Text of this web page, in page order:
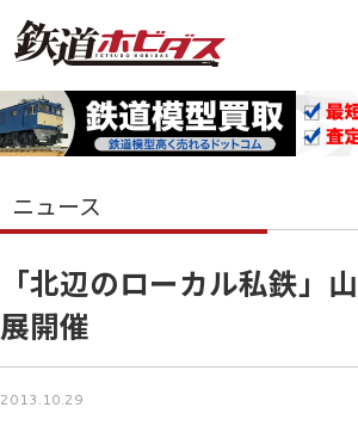
ニュース
「北辺のローカル私鉄」
展開催
2013.10.29